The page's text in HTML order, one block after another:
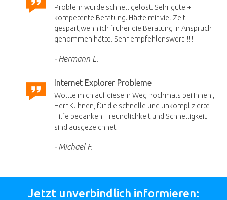
Problem wurde schnell gelöst. Sehr gute +
kompetente Beratung. Hätte mir viel Zeit
gespart,wenn ich früher die Beratung in Anspruch
genommen hätte. Sehr empfehlenswert !!!!!
Hermann L.
Internet Explorer Probleme
Wollte mich auf diesem Weg nochmals bei Ihnen ,
Herr Kuhnen, für die schnelle und unkomplizierte
Hilfe bedanken. Freundlichkeit und Schnelligkeit
sind ausgezeichnet.
Michael F.
Jetzt unverbindlich informieren: